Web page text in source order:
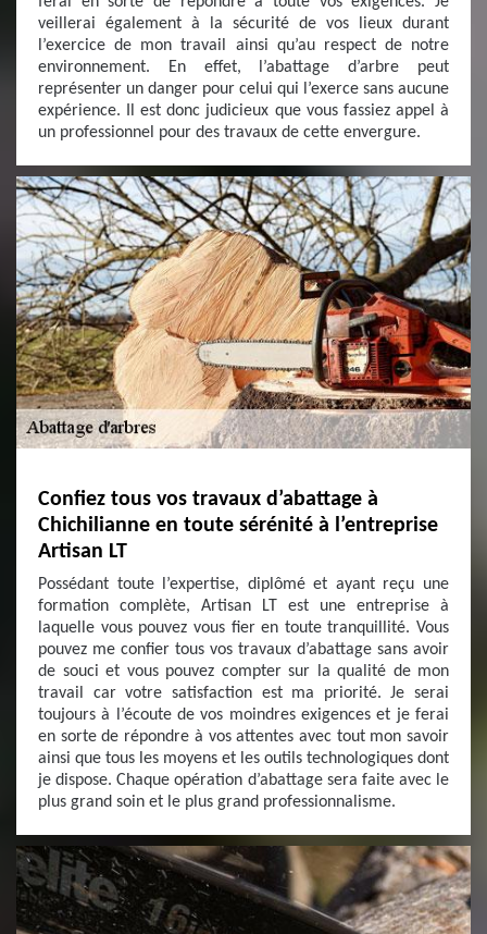
veillerai également à la sécurité de vos lieux durant
l’exercice de mon travail ainsi qu’au respect de notre
environnement. En effet, l’abattage d’arbre peut
représenter un danger pour celui qui l’exerce sans aucune
expérience. Il est donc judicieux que vous fassiez appel à
un professionnel pour des travaux de cette envergure.
Confiez tous vos travaux d’abattage à
Chichilianne en toute sérénité à l’entreprise
Artisan LT
Possédant toute l’expertise, diplômé et ayant reçu une
formation complète, Artisan LT est une entreprise à
laquelle vous pouvez vous fier en toute tranquillité. Vous
pouvez me confier tous vos travaux d’abattage sans avoir
de souci et vous pouvez compter sur la qualité de mon
travail car votre satisfaction est ma priorité. Je serai
toujours à l’écoute de vos moindres exigences et je ferai
en sorte de répondre à vos attentes avec tout mon savoir
ainsi que tous les moyens et les outils technologiques dont
je dispose. Chaque opération d’abattage sera faite avec le
plus grand soin et le plus grand professionnalisme.